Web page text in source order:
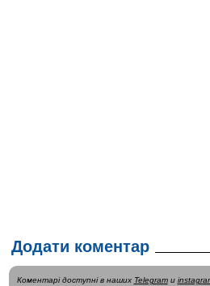
Додати коментар
Коментарі доступні в наших Telegramи